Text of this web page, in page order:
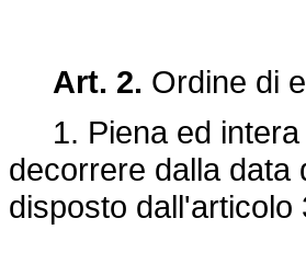
Art. 2. Ordine di
1. Piena ed intera
decorrere dalla data
disposto